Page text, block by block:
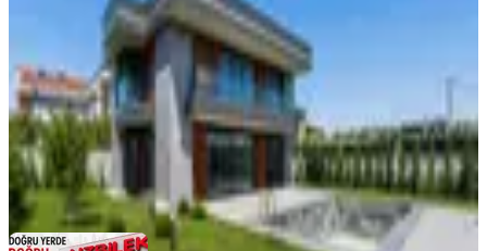
7+1·350 m² ·27.07.2026
29.500.000 ₺
Uzbilek Emlak Uygar Aydın
Ara